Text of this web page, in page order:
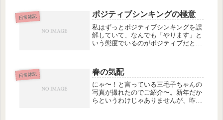
ら、ぎゅーづめになるところでした。
前半は講義形式で、こちら...
日常雑記 ポジティブシンキングの極意
私はずっとポジティブシンキングを誤
解していて、なんでも「やります」と
いう態度でいるのがポジティブだと思
行動することが、ポジティブな場合も
あるんですね。やりたいことをやるた
め...
日常雑記 春の気配
にゃ〜！と言っている三毛子ちゃんの
写真が撮れたのでご紹介〜。新年だか
らというわけじゃありませんが、昨日